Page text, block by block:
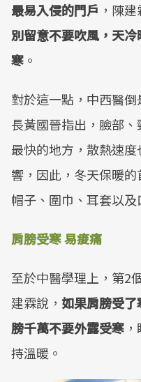
最易入侵的門戶 ，陳
別留意不要吹風，天
寒 。
對於這一點，中西醫
長黃國晉指出，臉部
最快的地方，散熱速
響，因此，冬天保暖
帽子、圍巾、耳套以及
肩膀受寒 易痠痛
至於中醫學理上，第2
建霖說， 如果肩膀受
膀千萬不要外露受寒
持溫暖。